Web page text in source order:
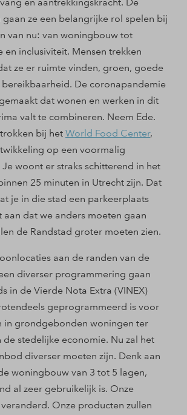
ze een belangrijke rol spelen bij
van nu: van woningbouw tot
en inclusiviteit. Mensen trekken
ze er ruimte vinden, groen, goede
De coronapandemie
dat wonen en werken in dit
valt te combineren. Neem Ede.
bij het World Food Center,
op een voormalig
woont er straks schitterend in het
25 minuten in Utrecht zijn. Dat
je in die stad een parkeerplaats
aan dat we anders moeten gaan
de Randstad groter moeten zien.
aan de randen van de
diverser programmering gaan
in de Vierde Nota Extra (VINEX)
geprogrammeerd is voor
in grondgebonden woningen ter
de stedelijke economie. Nu zal het
diverser moeten zijn. Denk aan
woningbouw van 3 tot 5 lagen,
al zeer gebruikelijk is. Onze
Onze producten zullen